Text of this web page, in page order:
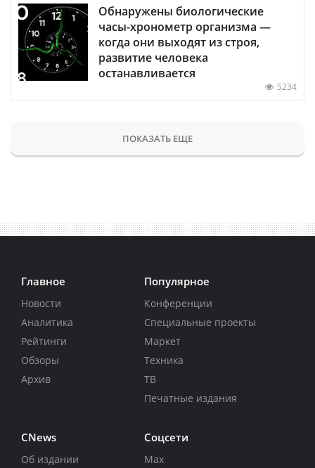
Обнаружены биологические
часы-хронометр организма —
когда они выходят из строя,
развитие человека
останавливается
5234
ПОКАЗАТЬ ЕЩЕ
Главное
Новости
Аналитика
Рейтинги
Обзоры
Архив
Популярное
Конференции
Специальные проекты
Маркет
Техника
ТВ
Печатные издания
CNews
Об издании
Соцсети
Max